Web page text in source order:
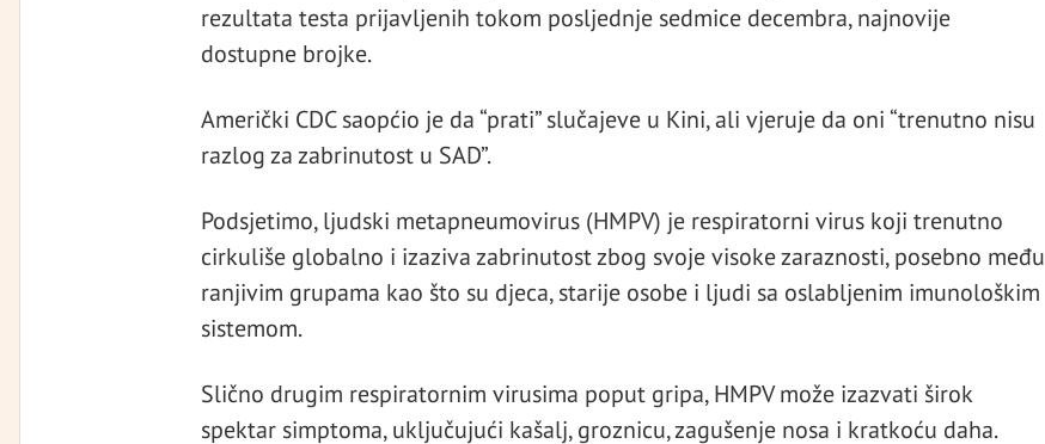
rezultata testa prijavljenih tokom posljednje sedmice decembra, najnovije
dostupne brojke.
Američki CDC saopćio je da “prati” slučajeve u Kini, ali vjeruje da oni “trenutno nisu
razlog za zabrinutost u SAD”.
Podsjetimo, ljudski metapneumovirus (HMPV) je respiratorni virus koji trenutno
cirkuliše globalno i izaziva zabrinutost zbog svoje visoke zaraznosti, posebno među
ranjivim grupama kao što su djeca, starije osobe i ljudi sa oslabljenim imunološkim
sistemom.
Slično drugim respiratornim virusima poput gripa, HMPV može izazvati širok
spektar simptoma, uključujući kašalj, groznicu, zagušenje nosa i kratkoću daha.